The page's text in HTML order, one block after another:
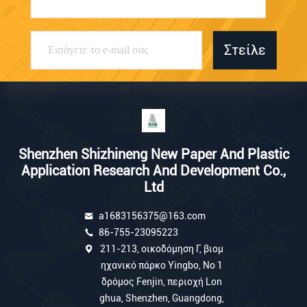
Στείλε
Shenzhen Shizhineng New Paper And Plastic
Application Research And Development Co.,
Ltd
a1683156375@163.com
86-755-23095223
211-213, οικοδόμηση Γ, βιομ
ηχανικό πάρκο Yingbo, Νο 1
δρόμος Fenjin, περιοχή Lon
ghua, Shenzhen, Guangdong,